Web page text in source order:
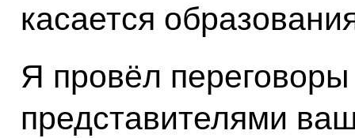
касается
Я провёл
представителями